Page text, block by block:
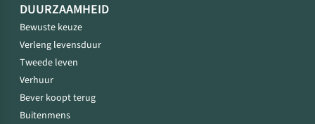
DUURZAAMHEID
Bewuste keuze
Verleng levensduur
Tweede leven
Verhuur
Bever koopt terug
Buitenmens